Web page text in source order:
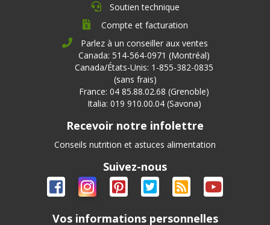
Soutien technique
Compte et facturation
Parlez à un conseiller aux ventes
Canada: 514-564-0971 (Montréal)
Canada/États-Unis: 1-855-382-0835
(sans frais)
France: 04 85.88.02.68 (Grenoble)
Italia: 019 910.00.04 (Savona)
Recevoir notre infolettre
Conseils nutrition et astuces alimentation
Suivez-nous
Vos informations personnelles